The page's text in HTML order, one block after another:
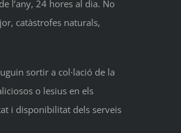
l’any, 24 hores al dia. No
catàstrofes naturals,
sortir a col·lació de la
o lesius en els
i disponibilitat dels serveis